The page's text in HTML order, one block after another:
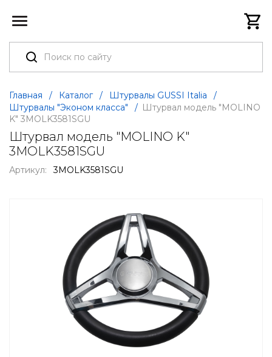
Главная / Каталог / Штурвалы GUSSI Italia
/
Штурвалы "Эконом класса"
/ Штурвал модель "MOLINO
K" 3MOLK3581SGU
Штурвал модель "MOLINO K"
3MOLK3581SGU
Артикул: 3MOLK3581SGU